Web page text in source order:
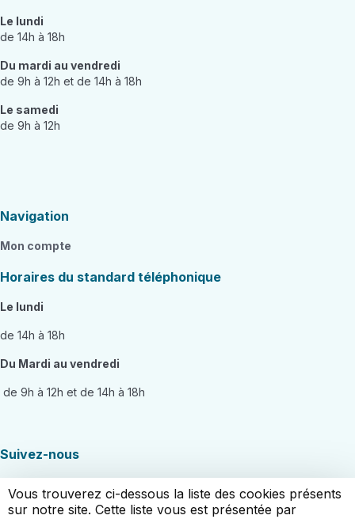
Le lundi
de 14h à 18h
Du mardi au vendredi
de 9h à 12h et de 14h à 18h
Le samedi
de 9h à 12h
Navigation
Mon compte
Horaires du standard téléphonique
Le lundi
de 14h à 18h
Du Mardi au vendredi
de 9h à 12h et de 14h à 18h
Suivez-nous
X
Vous trouverez ci-dessous la liste des cookies présents
sur notre site. Cette liste vous est présentée par